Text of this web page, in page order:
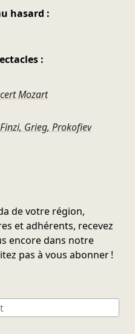
hasard :
:
Mozart
Grieg, Prokofiev
de votre région,
et adhérents, recevez
encore dans notre
pas à vous abonner !